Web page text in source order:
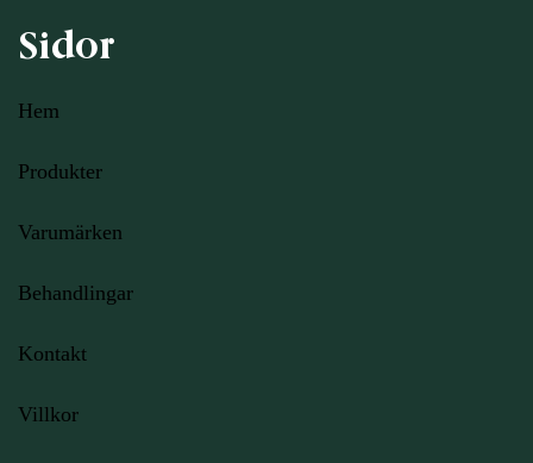
Sidor
Hem
Produkter
Varumärken
Behandlingar
Kontakt
Villkor